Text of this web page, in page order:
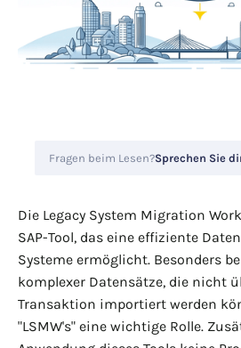
Fragen beim Lesen?Sprechen Sie
Die Legacy System Migration
SAP-Tool, das eine effiziente
Systeme ermöglicht. Besonders
komplexer Datensätze, die nicht
Transaktion importiert werden
"LSMW's" eine wichtige Rolle.